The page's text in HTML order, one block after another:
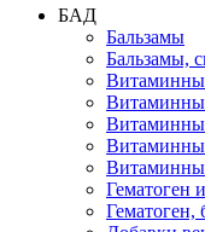
БАД
Бальзамы
Бальзамы,
Гематоген
Гематоген,